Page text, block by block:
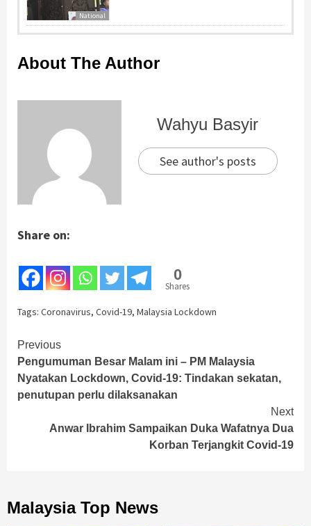
National
About The Author
Wahyu Basyir
See author's posts
Share on:
0
Shares
Tags: Coronavirus, Covid-19, Malaysia Lockdown
Continue
Reading
Previous
Pengumuman Besar Malam ini – PM Malaysia
Nyatakan Lockdown, Covid-19: Tindakan sekatan,
penutupan perlu dilaksanakan
Next
Anwar Ibrahim Sampaikan Duka Wafatnya Dua
Korban Terjangkit Covid-19
Malaysia Top News